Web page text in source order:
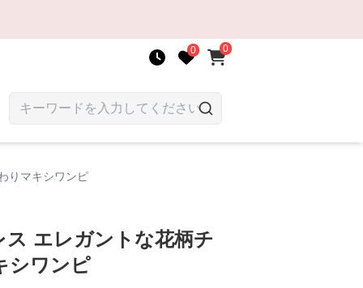
0 0
りマキシワンピ
エレガントな花柄チ
シワンピ